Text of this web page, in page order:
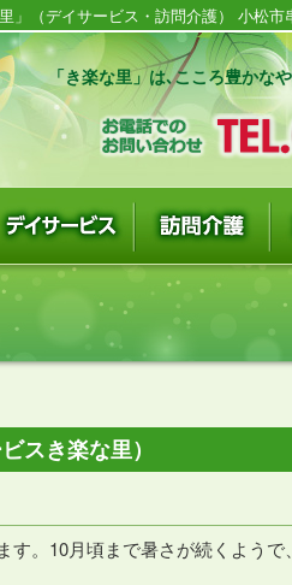
」（デイサービス・訪問介護） 小松
「き楽な里」は､こころ豊かな
スき楽な里）
。10月頃まで暑さが続くようで